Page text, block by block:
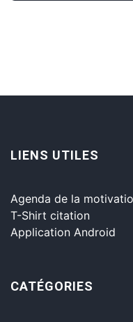
LIENS UTILES
Agenda de la
T-Shirt citation
Application Android
CATÉGORIES